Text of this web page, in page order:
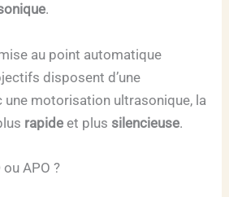
.
au point automatique
disposent d’une
motorisation ultrasonique, la
rapide et plus silencieuse.
ou APO ?